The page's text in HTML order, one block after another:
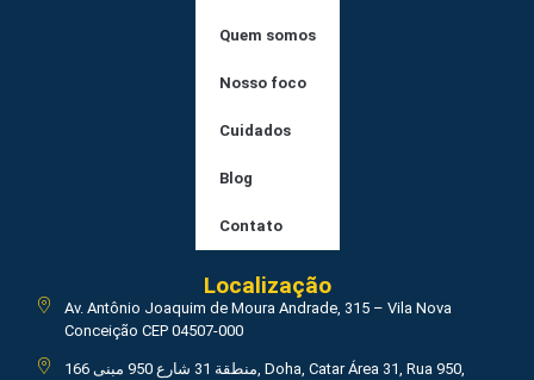
Quem somos
Nosso foco
Cuidados
Blog
Contato
Localização
Av. Antônio Joaquim de Moura Andrade, 315 – Vila Nova
Conceição CEP 04507-000
منطقة 31 شارع 950 مبنى 166, Doha, Catar Área 31, Rua 950,